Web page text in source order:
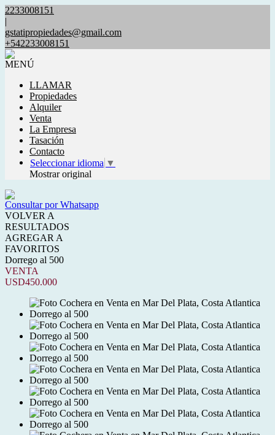
2233008151
|
gstatipropiedades@gmail.com
+542233008151
MENÚ
LLAMAR
Propiedades
Alquiler
Venta
La Empresa
Tasación
Contacto
Seleccionar idioma ▼
Mostrar original
Consultar por Whatsapp
VOLVER A
RESULTADOS
AGREGAR A
FAVORITOS
Dorrego al 500
VENTA
USD450.000